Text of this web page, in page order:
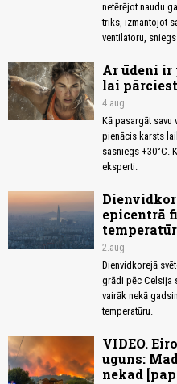
netērējot naudu
triks, izmantojot
ventilatoru,
Ar ūdeni ir
lai
4.aug
Kā pasargāt savu
pienācis karsts
sasniegs +30°C.
eksperti.
epicentrā
2.aug
Dienvidkorejā
grādi pēc Celsija
vairāk nekā
temperatūru.
VIDEO.
uguns:
nekad